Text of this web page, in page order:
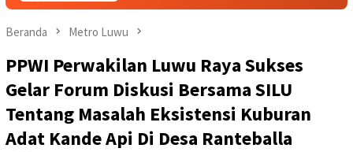
Beranda Metro Luwu
PPWI Perwakilan Luwu Raya Sukses
Gelar Forum Diskusi Bersama SILU
Tentang Masalah Eksistensi Kuburan
Adat Kande Api Di Desa Ranteballa